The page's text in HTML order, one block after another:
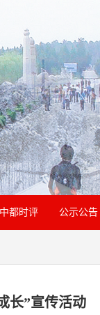
中都时评 公示公告
长”宣传活动